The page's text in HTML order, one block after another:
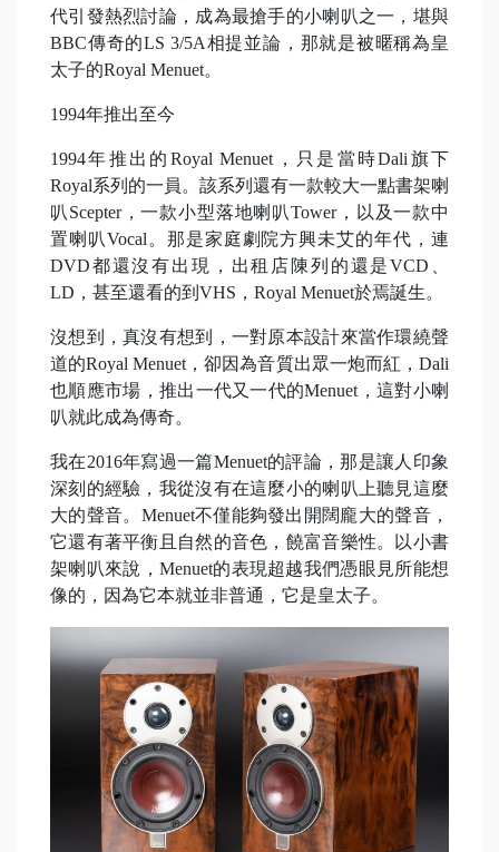
代引發熱烈討論，成為最搶手的小喇叭之一，堪與
BBC傳奇的LS 3/5A相提並論，那就是被暱稱為皇
太子的Royal Menuet。
1994年推出至今
1994年推出的Royal Menuet，只是當時Dali旗下
Royal系列的一員。該系列還有一款較大一點書架喇
叭Scepter，一款小型落地喇叭Tower，以及一款中
置喇叭Vocal。那是家庭劇院方興未艾的年代，連
DVD都還沒有出現，出租店陳列的還是VCD、
LD，甚至還看的到VHS，Royal Menuet於焉誕生。
沒想到，真沒有想到，一對原本設計來當作環繞聲
道的Royal Menuet，卻因為音質出眾一炮而紅，Dali
也順應市場，推出一代又一代的Menuet，這對小喇
叭就此成為傳奇。
我在2016年寫過一篇Menuet的評論，那是讓人印象
深刻的經驗，我從沒有在這麼小的喇叭上聽見這麼
大的聲音。Menuet不僅能夠發出開闊龐大的聲音，
它還有著平衡且自然的音色，饒富音樂性。以小書
架喇叭來說，Menuet的表現超越我們憑眼見所能想
像的，因為它本就並非普通，它是皇太子。